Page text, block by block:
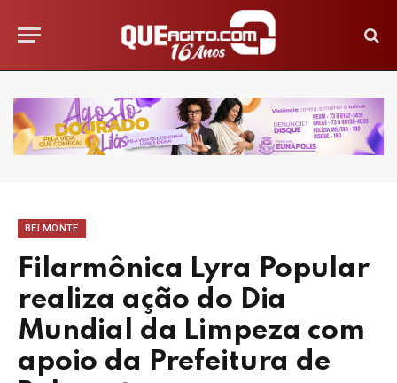
BELMONTE
Filarmônica Lyra Popular
realiza ação do Dia
Mundial da Limpeza com
apoio da Prefeitura de